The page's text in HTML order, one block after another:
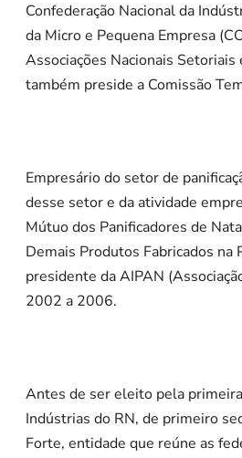
Confederação Nacional da
da Micro e Pequena Empresa
Associações Nacionais
também preside a Comissão
Empresário do setor de
desse setor e da atividade
Mútuo dos Panificadores de
Demais Produtos Fabricados
presidente da AIPAN
2002 a 2006.
Antes de ser eleito pela primeira
Indústrias do RN, de primeiro
Forte, entidade que reúne as